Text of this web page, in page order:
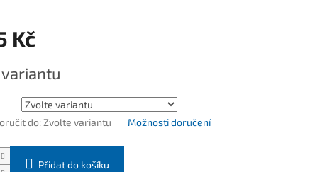
Kč
do: Zvolte variantu Možnosti doručení
Přidat do košíku